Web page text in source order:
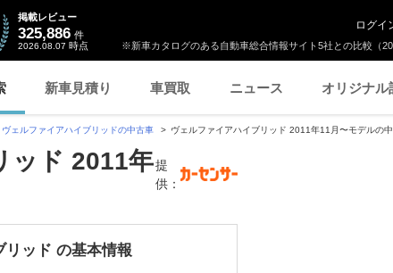
※新車カタログのある自動車総合情報サイト5社との比較（
掲載レビュー
325,886 件
2026.08.07 時点
ログイ
新車見積り 車買取 ニュース オリジナル
ヴェルファイアハイブリッドの中古車 ヴェルファイアハイブリッド 2011年11月〜モデルの
ッド 2011年提
供：
リッド の基本情報